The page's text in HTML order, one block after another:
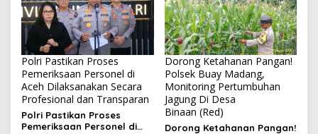
Polri Pastikan Proses
Pemeriksaan Personel di
Aceh Dilaksanakan Secara
Profesional dan Transparan
Polri Pastikan Proses
Pemeriksaan Personel di
Dorong Ketahanan Pangan!
Polsek Buay Madang,
Monitoring Pertumbuhan
Jagung Di Desa
Binaan (Red)
Dorong Ketahanan Pangan!